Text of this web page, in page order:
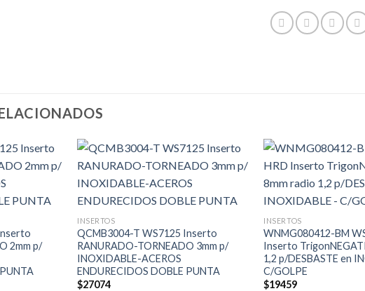
2mm p/
INSERTOS
QCMB3004-T WS7125 Inserto
RANURADO-TORNEADO 3mm p/
INOXIDABLE-ACEROS
ENDURECIDOS DOBLE PUNTA
$27074
INSERTOS
WNMG080412-BM
Inserto
1,2 p/DESBASTE en
C/GOLPE
$19459